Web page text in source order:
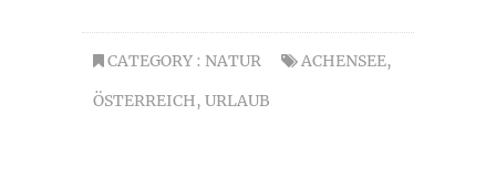
CATEGORY : NATUR ACHENSEE,
ÖSTERREICH, URLAUB